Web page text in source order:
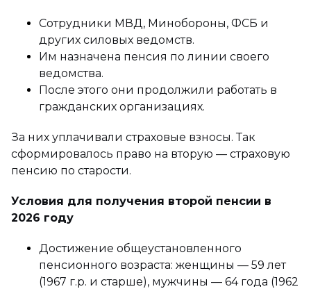
Сотрудники МВД, Минобороны, ФСБ и
других силовых ведомств.
Им назначена пенсия по линии своего
ведомства.
После этого они продолжили работать в
гражданских организациях.
За них уплачивали страховые взносы. Так
сформировалось право на вторую — страховую
пенсию по старости.
Условия для получения второй пенсии в
2026 году
Достижение общеустановленного
пенсионного возраста: женщины — 59 лет
(1967 г.р. и старше), мужчины — 64 года (1962